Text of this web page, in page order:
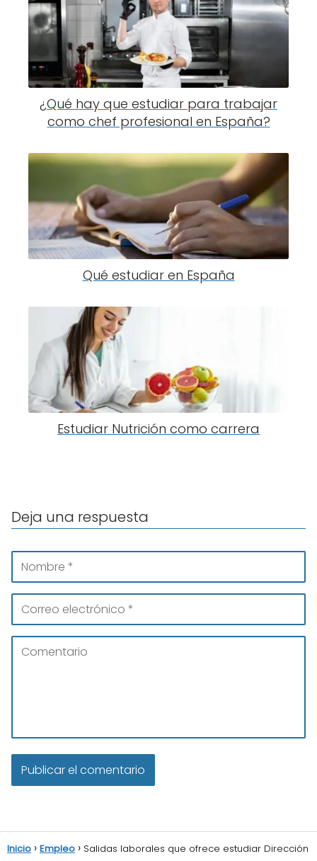
¿Qué hay que estudiar para trabajar
como chef profesional en España?
Qué estudiar en España
Estudiar Nutrición como carrera
Deja una respuesta
Inicio Empleo
Salidas laborales que ofrece estudiar Dirección